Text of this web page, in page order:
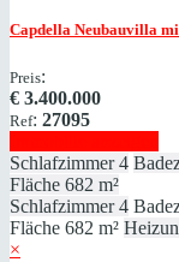
Capdella Neubauvilla
Preis:
€ 3.400.000
Ref: 27095
Schlafzimmer 4
Fläche 682 m²
Schlafzimmer 4
Fläche 682 m²
×